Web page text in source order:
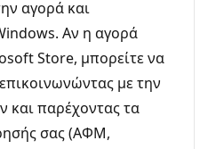
αγορά και
Αν η αγορά
Store, μπορείτε να
με την
και παρέχοντας τα
σας (ΑΦΜ,